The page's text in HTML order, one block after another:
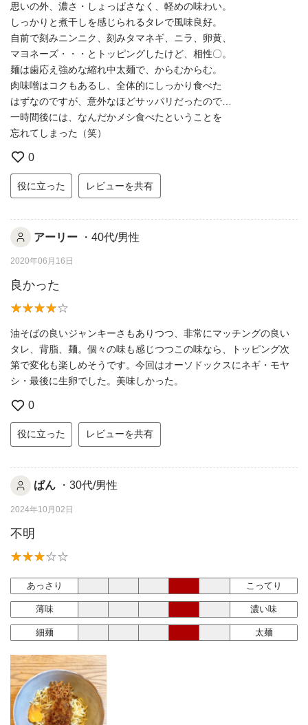
思いの外、濃さ・しょっぱさなく、軽めの味わい。
しっかりと煮干しを感じられるタレで風味良好。
自前で刻みニンニク、刻みタマネギ、ニラ、卵黄、
マヨネーズ・・・とトッピングしたけど、相性〇。
麺は歯応え強めな縮れ中太麺で、からむからむ。
肉味噌はコクもあるし、全体的にしっかり食べた
はずなのですが、意外なほどサッパリだったので…
一時間後には、なんだかメシ食べたということを
忘れてしまった（笑）
0
役に立った レビューを共有
アーリー ・40代/男性
2020年06月16日
良かった
油そばの良いジャンキーさもありつつ、非常にマッチングの良い
タレ、背脂、麺。個々の味も感じつつこの味なら、トッピング次
第で変化も楽しめそうです。今回はオーソドックスにネギ・モヤ
シ・最後に生卵でした。美味しかった。
0
役に立った レビューを共有
ぱん ・30代/男性
2024年10月02日
不明
あっさり こってり
薄味 濃い味
細麺 太麺